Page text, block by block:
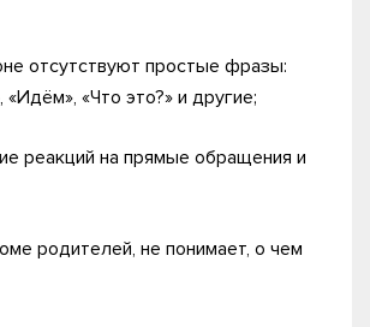
простые фразы:
«Идём», «Что это?» и другие;
на прямые обращения и
не понимает, о чем